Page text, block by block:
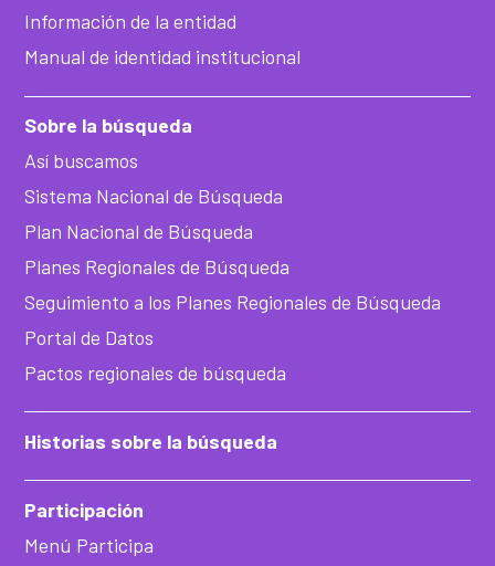
Información de la entidad
Manual de identidad institucional
Sobre la búsqueda
Así buscamos
Sistema Nacional de Búsqueda
Plan Nacional de Búsqueda
Planes Regionales de Búsqueda
Seguimiento a los Planes Regionales de Búsqueda
Portal de Datos
Pactos regionales de búsqueda
Historias sobre la búsqueda
Participación
Menú Participa